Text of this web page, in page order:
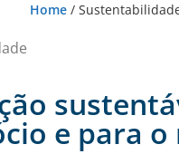
Home /
e para